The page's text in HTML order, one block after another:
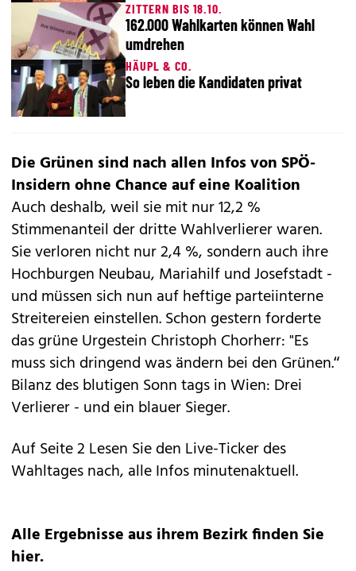
ZITTERN BIS 18.10.
162.000 Wahlkarten können Wahl
umdrehen
HÄUPL & CO.
So leben die Kandidaten privat
Die Grünen sind nach allen Infos von SPÖ-
Insidern ohne Chance auf eine Koalition
Auch deshalb, weil sie mit nur 12,2 %
Stimmenanteil der dritte Wahlverlierer waren.
Sie verloren nicht nur 2,4 %, sondern auch ihre
Hochburgen Neubau, Mariahilf und Josefstadt -
und müssen sich nun auf heftige parteiinterne
Streitereien einstellen. Schon gestern forderte
das grüne Urgestein Christoph Chorherr: "Es
muss sich dringend was ändern bei den Grünen.“
Bilanz des blutigen Sonn tags in Wien: Drei
Verlierer - und ein blauer Sieger.
Auf Seite 2 Lesen Sie den Live-Ticker des
Wahltages nach, alle Infos minutenaktuell.
Alle Ergebnisse aus ihrem Bezirk finden Sie
hier.